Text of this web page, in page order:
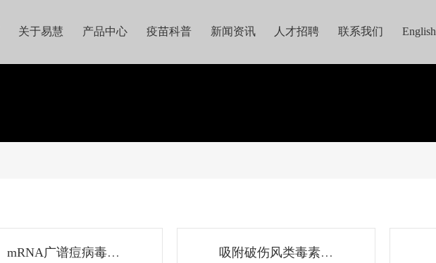
关于易慧 产品中心 疫苗科普 新闻资讯 人才招聘 联系我们 English
mRNA广谱痘病毒疫
吸附破伤风类毒素疫